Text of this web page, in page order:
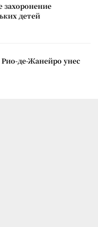
захоронение
детей
де-Жанейро унес